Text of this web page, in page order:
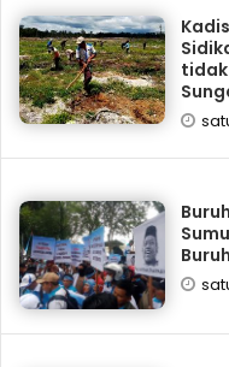
tidak
Buruh
Buruh